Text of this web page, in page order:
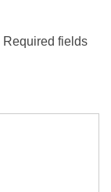
Required fields